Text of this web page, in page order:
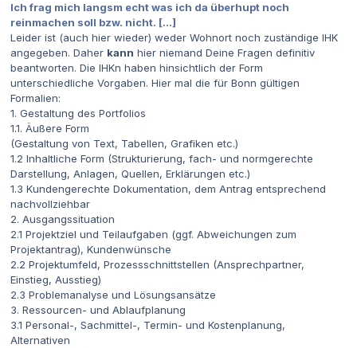
Ich frag mich langsm echt was ich da überhupt noch
reinmachen soll bzw. nicht. [...]
Leider ist (auch hier wieder) weder Wohnort noch zuständige IHK
angegeben. Daher kann hier niemand Deine Fragen definitiv
beantworten. Die IHKn haben hinsichtlich der Form
unterschiedliche Vorgaben. Hier mal die für Bonn gültigen
Formalien:
1. Gestaltung des Portfolios
1.1. Äußere Form
(Gestaltung von Text, Tabellen, Grafiken etc.)
1.2 Inhaltliche Form (Strukturierung, fach- und normgerechte
Darstellung, Anlagen, Quellen, Erklärungen etc.)
1.3 Kundengerechte Dokumentation, dem Antrag entsprechend
nachvollziehbar
2. Ausgangssituation
2.1 Projektziel und Teilaufgaben (ggf. Abweichungen zum
Projektantrag), Kundenwünsche
2.2 Projektumfeld, Prozessschnittstellen (Ansprechpartner,
Einstieg, Ausstieg)
2.3 Problemanalyse und Lösungsansätze
3. Ressourcen- und Ablaufplanung
3.1 Personal-, Sachmittel-, Termin- und Kostenplanung,
Alternativen